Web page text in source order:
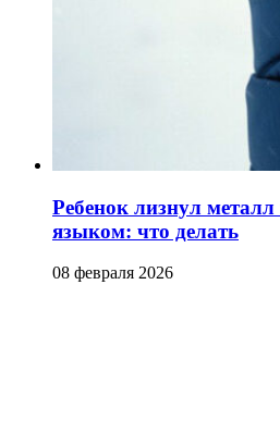
Ребенок лизнул
языком: что делать
08 февраля 2026